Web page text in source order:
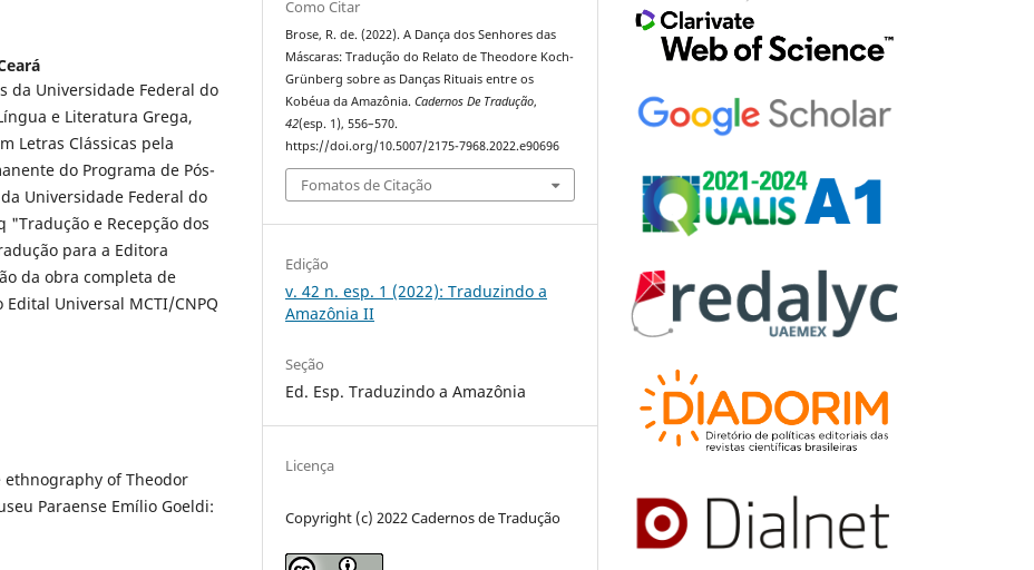
da Universidade Federal do
e Literatura Grega,
Letras Clássicas pela
do Programa de Pós-
Universidade Federal do
"Tradução e Recepção dos
para a Editora
da obra completa de
Universal MCTI/CNPQ
ethnography of Theodor
Paraense Emílio Goeldi:
Como Citar
Brose, R. de. (2022). A Dança dos Senhores das
Máscaras: Tradução do Relato de Theodore Koch-
Grünberg sobre as Danças Rituais entre os
Kobéua da Amazônia.Cadernos De Tradução,
42(esp. 1), 556–570.
https://doi.org/10.5007/2175-7968.2022.e90696
Fomatos de Citação
Edição
v. 42 n. esp. 1 (2022): Traduzindo a
Amazônia II
Seção
Ed. Esp. Traduzindo a Amazônia
Licença
Copyright (c) 2022 Cadernos de Tradução